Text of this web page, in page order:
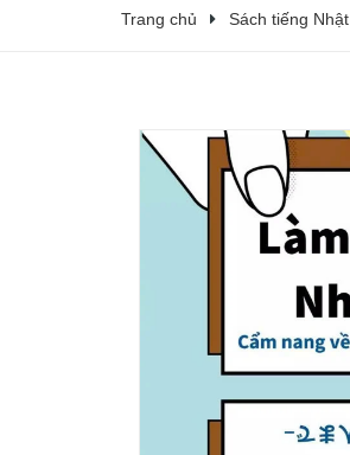
Trang chủ Sách tiếng Nhật